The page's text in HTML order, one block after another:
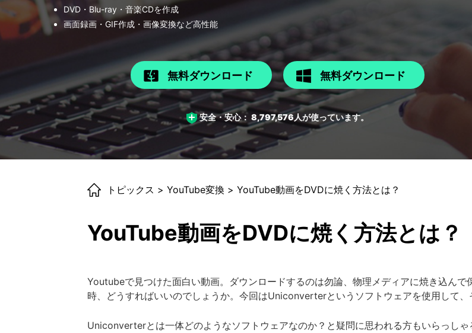
DVD・Blu-ray・音楽CDを作成
画面録画・GIF作成・画像変換など高性能
無料ダウンロード 無料ダウンロード
安全・安心：8,797,576 人が使っています。
トピックス > YouTube変換 > YouTube動画をDVDに焼く方法とは？
YouTube動画をDVDに焼く方法とは？
Youtubeで見つけた面白い動画。ダウンロードするのは勿論、物理メディアに焼き込ん
時、どうすればいいのでしょうか。今回はUniconverterというソフトウェアを使用して、
Uniconverterとは一体どのようなソフトウェアなのか？と疑問に思われる方もいらっし